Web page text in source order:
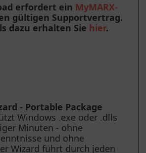
erfordert ein MyMARX-
gültigen Supportvertrag.
dazu erhalten Sie hier.
- Portable Package
Windows .exe oder .dlls
Minuten - ohne
und ohne
Wizard führt durch jeden